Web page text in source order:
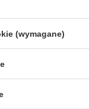
(wymagane)